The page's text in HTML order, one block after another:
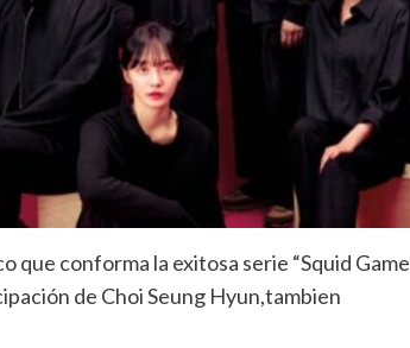
que conforma la exitosa serie “Squid Game
de Choi Seung Hyun,tambien